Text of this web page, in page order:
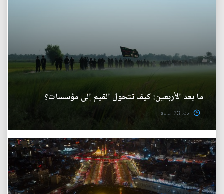
ما بعد الأربعين: كيف تتحول القيم إلى مؤسسات؟
منذ 23 ساعة